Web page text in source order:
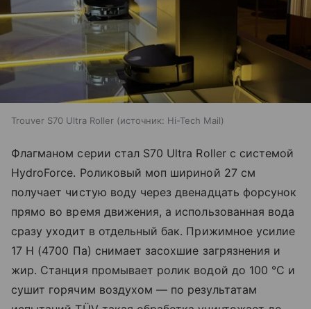
Trouver S70 Ultra Roller источник: Hi-Tech Mail
Флагманом серии стал S70 Ultra Roller с системой
HydroForce. Роликовый моп шириной 27 см
получает чистую воду через двенадцать форсунок
прямо во время движения, а использованная вода
сразу уходит в отдельный бак. Прижимное усилие
17 Н (4700 Па) снимает засохшие загрязнения и
жир. Станция промывает ролик водой до 100 °C и
сушит горячим воздухом — по результатам